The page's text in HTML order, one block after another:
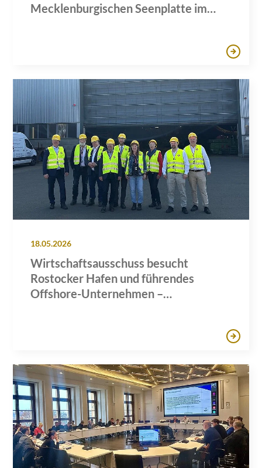
Mecklenburgischen Seenplatte im
18.05.2026
Wirtschaftsausschuss besucht
Rostocker Hafen und führendes
Offshore-Unternehmen –